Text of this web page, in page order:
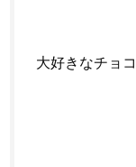
大好きなチョ